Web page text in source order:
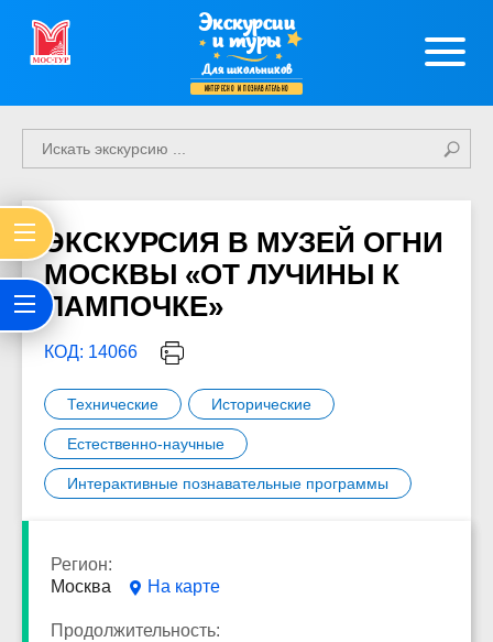
Экскурсии
и туры
Для школьников
интересно и познавательно
ЭКСКУРСИЯ В МУЗЕЙ ОГНИ
МОСКВЫ «ОТ ЛУЧИНЫ К
ЛАМПОЧКЕ»
КОД: 14066
Технические Исторические
Естественно-научные
Интерактивные познавательные программы
Регион:
Москва
На карте
Продолжительность: